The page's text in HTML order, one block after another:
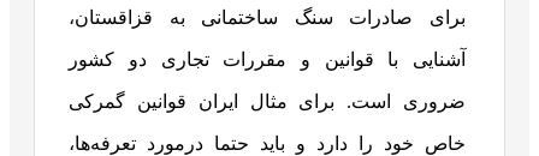
برای صادرات سنگ ساختمانی به قزاقستان،
آشنایی با قوانین و مقررات تجاری دو کشور
ضروری است. برای مثال ایران قوانین گمرکی
خاص خود را دارد و باید حتما درمورد تعرفه‌ها،